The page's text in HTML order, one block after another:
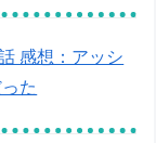
感想：アッシ
た